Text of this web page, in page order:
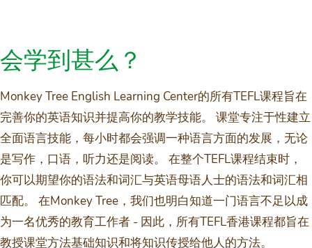
会学到甚么？
Monkey Tree English Learning Center的所有TEFL课程旨在
完善你的英语知识并提高你的教学技能。 课堂专注于性建立
全面语言技能，每小时都会强调一种语言方面的发展，无论
是写作，口语，听力还是阅读。 在整个TEFL课程结束时，
你可以期望你的语法和词汇与英语母语人士的语法和词汇相
匹配。 在Monkey Tree，我们也明白知道一门语言不足以成
为一名优秀的教育工作者 - 因此，所有TEFL香港课程都旨在
教授课堂方法基础知识和将知识传授给他人的方法。